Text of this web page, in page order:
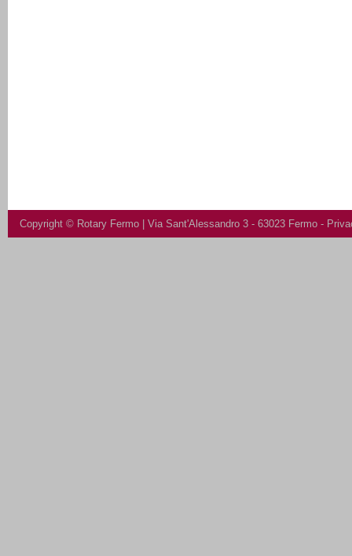
Copyright © Rotary Fermo | Via Sant'Alessandro 3 - 63023 Fermo -